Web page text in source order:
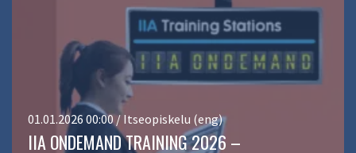
01.01.2026 00:00 / Itseopiskelu (eng)
IIA ONDEMAND TRAINING 2026 –